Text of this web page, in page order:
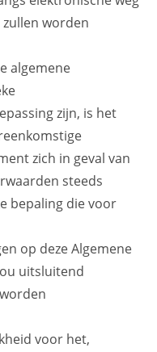
worden
algemene
zijn, is het
zich in geval van
steeds
bepaling die voor
op deze Algemene
uitsluitend
voor het,